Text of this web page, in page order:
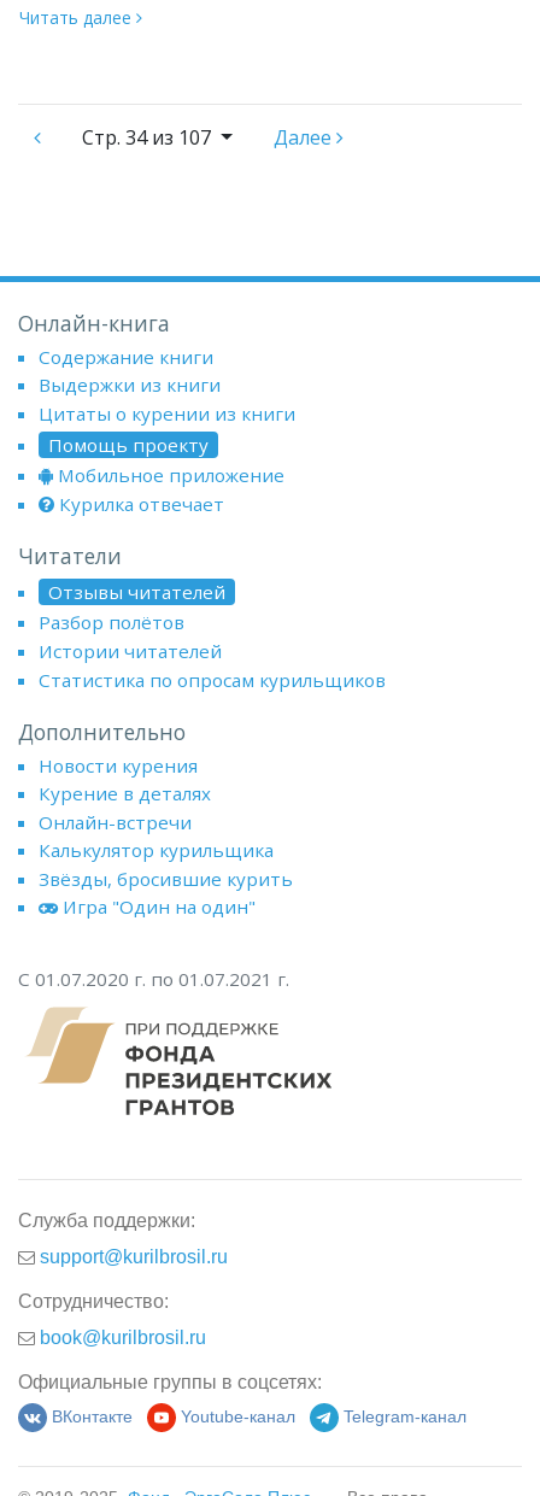
Читать далее
Стр. 34 из 107 Далее
Онлайн-книга
Содержание книги
Выдержки из книги
Цитаты о курении из книги
Помощь проекту
Мобильное приложение
Курилка отвечает
Читатели
Отзывы читателей
Разбор полётов
Истории читателей
Статистика по опросам курильщиков
Дополнительно
Новости курения
Курение в деталях
Онлайн-встречи
Калькулятор курильщика
Звёзды, бросившие курить
Игра "Один на один"
С 01.07.2020 г. по 01.07.2021 г.
Служба поддержки:
support@kurilbrosil.ru
Сотрудничество:
book@kurilbrosil.ru
Официальные группы в соцсетях:
ВКонтакте Youtube-канал Telegram-канал